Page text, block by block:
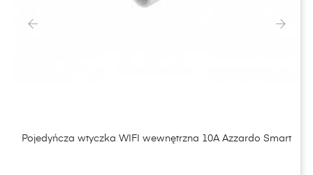
Pojedyńcza wtyczka WIFI wewnętrzna 10A Azzardo Smart